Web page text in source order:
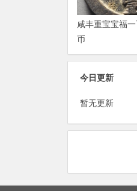
咸丰重宝宝福
币
今日更新
暂无更新